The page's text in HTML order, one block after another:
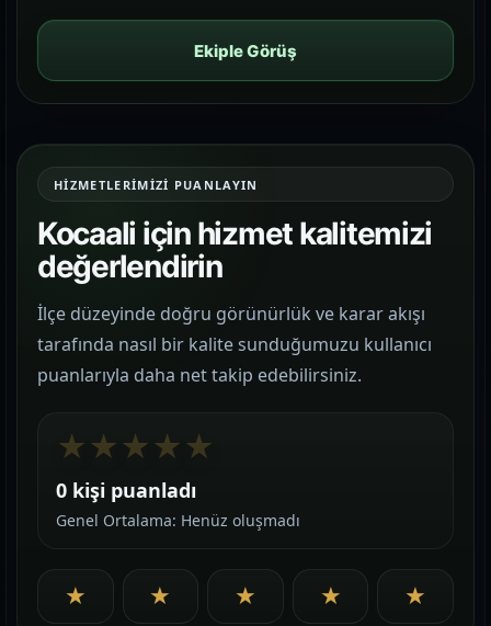
Ekiple Görüş
HIZMETLERIMIZI PUANLAYIN
Kocaali için hizmet kalitemizi
değerlendirin
İlçe düzeyinde doğru görünürlük ve karar akışı
tarafında nasıl bir kalite sunduğumuzu kullanıcı
puanlarıyla daha net takip edebilirsiniz.
★★★★★
0 kişi puanladı
Genel Ortalama: Henüz oluşmadı
★ ★ ★ ★ ★